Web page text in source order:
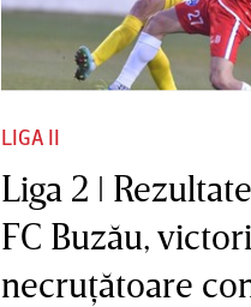
LIGA II
Liga 2 ǀ
FC Buzău,
necruţătoare